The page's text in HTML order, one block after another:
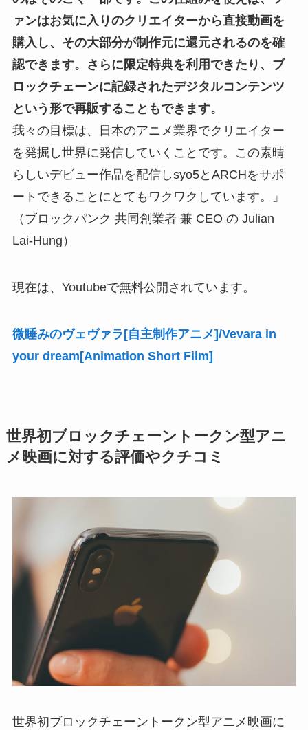
ァンはお気に入りのクリエイターから直接動画を
購入し、その大部分が制作元に還元されるのを確
認できます。
さらに限定特典を利用できたり、ブ
ロックチェーンに記録されたデジタルコンテンツ
という形で再販することもできます。
我々の目標は、日本のアニメ業界でクリエイター
を発掘し世界に発信していくことです。この素晴
らしいデビュー作品を配信しsyo5とARCHをサポ
ートできることにとてもワクワクしています。」
（ブロックパンク 共同創業者 兼 CEO の Julian
Lai-Hung）
現在は、Youtubeで無料公開されています。
微睡みのヴェヴァラ[自主制作アニメ]/Vevara in
your dream[Animation Short Film]
世界初ブロックチェーントークン型アニ
メ映画に対する評価やクチコミ
世界初ブロックチェーントークン型アニメ映画に